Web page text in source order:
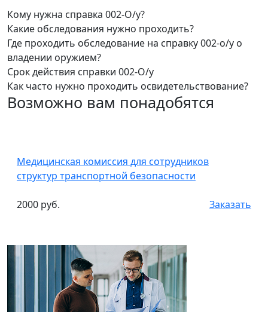
Кому нужна справка 002-О/у?
Какие обследования нужно проходить?
Где проходить обследование на справку 002-о/у о
владении оружием?
Срок действия справки 002-О/у
Как часто нужно проходить освидетельствование?
Возможно вам понадобятся
Медицинская комиссия для сотрудников
структур транспортной безопасности
2000 руб. Заказать